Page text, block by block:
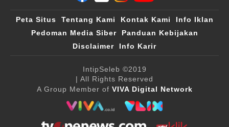
Peta Situs Tentang Kami Kontak Kami
Info Iklan
Pedoman Media Siber
Panduan Kebijakan
Disclaimer
Info Karir
IntipSeleb ©2019
| All Rights Reserved
A Group Member of VIVA Digital Network